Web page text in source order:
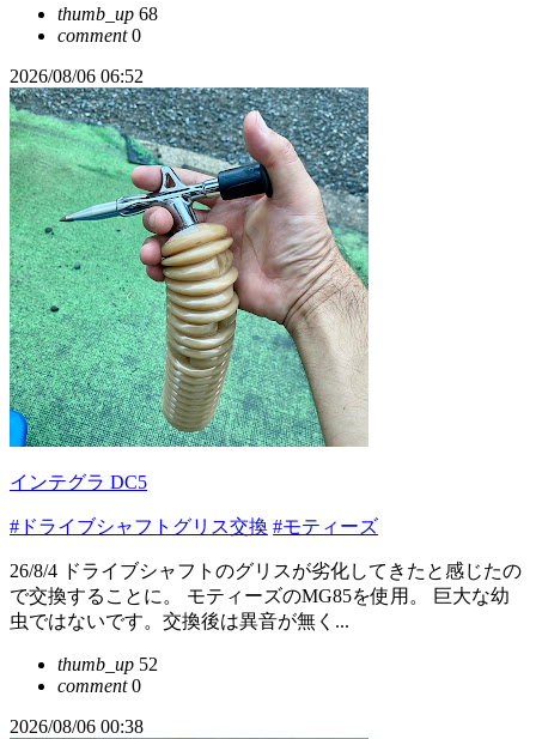
thumb_up 68
comment0
2026/08/06 06:52
インテグラ DC5
#ドライブシャフトグリス交換 #モティーズ
26/8/4 ドライブシャフトのグリスが劣化してきたと感じたの
で交換することに。 モティーズのMG85を使用。 巨大な幼
虫ではないです。交換後は異音が無く...
thumb_up 52
comment0
2026/08/06 00:38